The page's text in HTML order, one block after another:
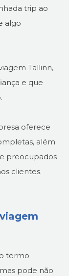
trip ao
algo
Tallinn,
e que
oferece
além
preocupados
clientes.
termo
pode não